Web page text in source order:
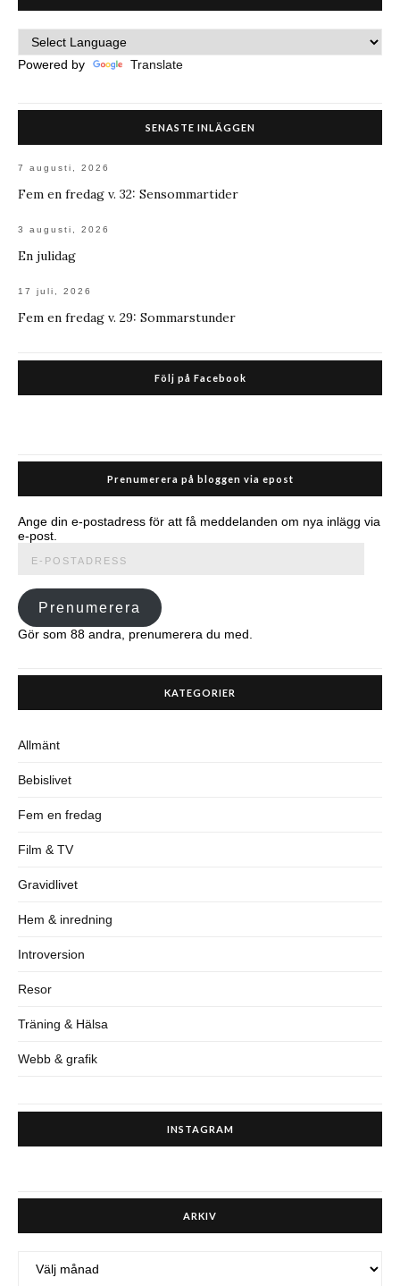
Powered by Translate
SENASTE INLÄGGEN
7 augusti, 2026
Fem en fredag v. 32: Sensommartider
3 augusti, 2026
En julidag
17 juli, 2026
Fem en fredag v. 29: Sommarstunder
Följ på Facebook
Prenumerera på bloggen via epost
Ange din e-postadress för att få meddelanden om nya inlägg via
e-post.
postadress
Prenumerera
Gör som 88 andra, prenumerera du med.
KATEGORIER
Allmänt
Bebislivet
Fem en fredag
Film & TV
Gravidlivet
Hem & inredning
Introversion
Resor
Träning & Hälsa
Webb & grafik
INSTAGRAM
ARKIV